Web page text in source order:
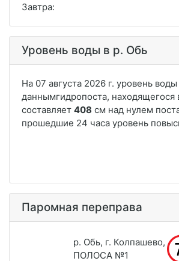
Завтра:
Уровень воды в р. Обь
Паромная переправа
р. Обь, г. Колпашево,
ПОЛОСА №1